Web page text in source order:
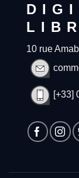
10 rue
[+33]